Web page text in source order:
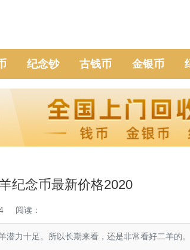
纪念钞 古钱币 金银币
纪念币最新价格2020
阅读：
潜力十足。所以长期来看，还是非常看好二羊的